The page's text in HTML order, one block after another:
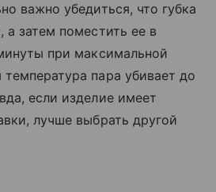
важно убедиться, что губка
а затем поместить ее в
при максимальной
пара убивает до
если изделие имеет
лучше выбрать другой